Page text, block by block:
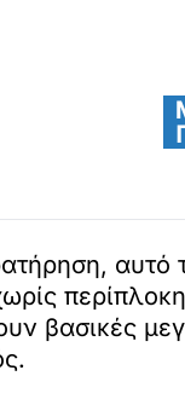
αυτό
βασικές